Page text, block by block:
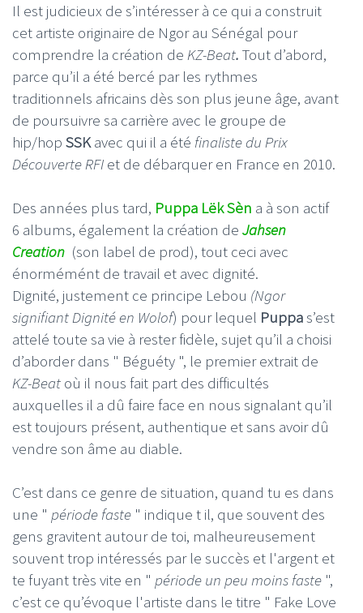
Il est judicieux de s’intéresser à ce qui a construit
cet artiste originaire de Ngor au Sénégal pour
comprendre la création de KZ-Beat. Tout d’abord,
parce qu’il a été bercé par les rythmes
traditionnels africains dès son plus jeune âge, avant
de poursuivre sa carrière avec le groupe de
hip/hop SSKavec qui il a été finaliste du Prix
Découverte RFI et de débarquer en France en 2010.
Des années plus tard, Puppa Lëk Sèn a à son actif
6 albums, également la création de Jahsen
Creation (son label de prod), tout ceci avec
énormémént de travail et avec dignité.
Dignité, justement ce principe Lebou (Ngor
signifiant Dignité en Wolof) pour lequel Puppas’est
attelé toute sa vie à rester fidèle, sujet qu’il a choisi
d’aborder dans " Béguéty ", le premier extrait de
KZ-Beat où il nous fait part des difficultés
auxquelles il a dû faire face en nous signalant qu’il
est toujours présent, authentique et sans avoir dû
vendre son âme au diable.
C’est dans ce genre de situation, quand tu es dans
une " période faste " indique t il, que souvent des
gens gravitent autour de toi, malheureusement
souvent trop intéressés par le succès et l'argent et
te fuyant très vite en " période un peu moins faste ",
c’est ce qu’évoque l'artiste dans le titre " Fake Love